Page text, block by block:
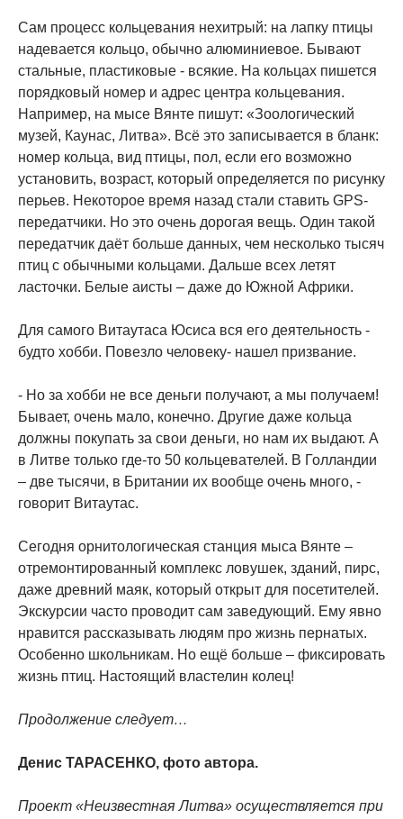
Сам процесс кольцевания нехитрый: на лапку птицы
надевается кольцо, обычно алюминиевое. Бывают
стальные, пластиковые - всякие. На кольцах пишется
порядковый номер и адрес центра кольцевания.
Например, на мысе Вянте пишут: «Зоологический
музей, Каунас, Литва». Всё это записывается в бланк:
номер кольца, вид птицы, пол, если его возможно
установить, возраст, который определяется по рисунку
перьев. Некоторое время назад стали ставить GPS-
передатчики. Но это очень дорогая вещь. Один такой
передатчик даёт больше данных, чем несколько тысяч
птиц с обычными кольцами. Дальше всех летят
ласточки. Белые аисты – даже до Южной Африки.
Для самого Витаутаса Юсиса вся его деятельность -
будто хобби. Повезло человеку- нашел призвание.
- Но за хобби не все деньги получают, а мы получаем!
Бывает, очень мало, конечно. Другие даже кольца
должны покупать за свои деньги, но нам их выдают. А
в Литве только где-то 50 кольцевателей. В Голландии
– две тысячи, в Британии их вообще очень много, -
говорит Витаутас.
Сегодня орнитологическая станция мыса Вянте –
отремонтированный комплекс ловушек, зданий, пирс,
даже древний маяк, который открыт для посетителей.
Экскурсии часто проводит сам заведующий. Ему явно
нравится рассказывать людям про жизнь пернатых.
Особенно школьникам. Но ещё больше – фиксировать
жизнь птиц. Настоящий властелин колец!
Продолжение следует…
Денис ТАРАСЕНКО, фото автора.
Проект «Неизвестная Литва» осуществляется при